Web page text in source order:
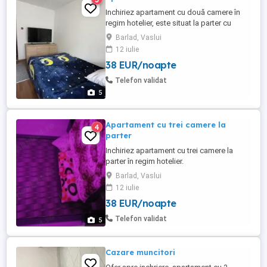
5
Inchiriez apartament cu două camere în
regim hotelier, este situat la parter cu
gradina.
Barlad, Vaslui
12 iulie
38 EUR/noapte
Telefon validat
5
4
Apartament cu trei camere la
parter
Inchiriez apartament cu trei camere la
parter în regim hotelier.
Barlad, Vaslui
12 iulie
38 EUR/noapte
Telefon validat
Cazare muncitori